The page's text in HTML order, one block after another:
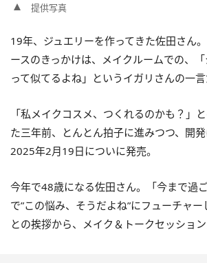
提供写真
19年、ジュエリーを作ってきた佐田さん
ースのきっかけは、メイクルームでの、
って似てるよね」というイガリさんの一言
「私メイクコスメ、つくれるのかも？」
た三年前、とんとん拍子に進みつつ、開
2025年2月19日についに発売。
今年で48歳になる佐田さん。「今まで過
で”この悩み、そうだよね”にフューチャー
との挨拶から、メイク＆トークセッション